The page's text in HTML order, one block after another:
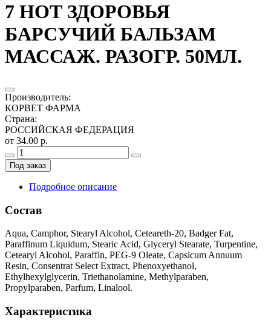
7 НОТ ЗДОРОВЬЯ
БАРСУЧИЙ БАЛЬЗАМ
МАССАЖ. РАЗОГР. 50МЛ.
Производитель:
КОРВЕТ ФАРМА
Страна:
РОССИЙСКАЯ ФЕДЕРАЦИЯ
от 34.00 р.
Под заказ
Подробное описание
Состав
Aqua, Camphor, Stearyl Alcohol, Ceteareth-20, Badger Fat,
Paraffinum Liquidum, Stearic Acid, Glyceryl Stearate, Turpentine,
Cetearyl Alcohol, Paraffin, PEG-9 Oleate, Capsicum Annuum
Resin, Consentrat Select Extract, Phenoxyethanol,
Ethylhexylglycerin, Triethanolamine, Methylparaben,
Propylparaben, Parfum, Linalool.
Характеристика